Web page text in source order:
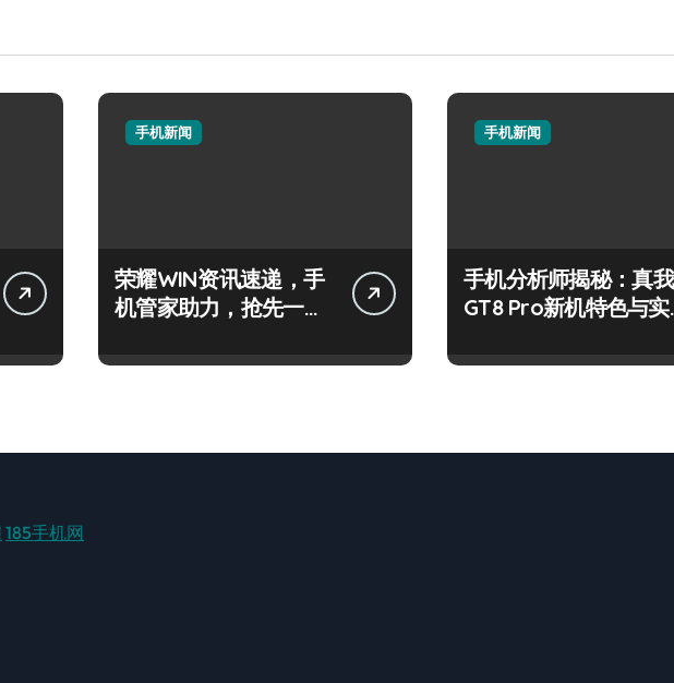
手机新闻
荣耀WIN资讯速递，手
机管家助力，抢先一步
手机新闻
手机分析师揭秘：真我
GT8 Pro新机特色与实
185手机网